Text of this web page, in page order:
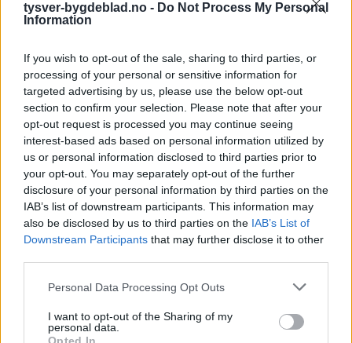
tysver-bygdeblad.no - Do Not Process My Personal
Information
If you wish to opt-out of the sale, sharing to third parties, or
processing of your personal or sensitive information for
targeted advertising by us, please use the below opt-out
section to confirm your selection. Please note that after your
opt-out request is processed you may continue seeing
interest-based ads based on personal information utilized by
us or personal information disclosed to third parties prior to
your opt-out. You may separately opt-out of the further
disclosure of your personal information by third parties on the
IAB’s list of downstream participants. This information may
also be disclosed by us to third parties on the IAB’s List of
Downstream Participants that may further disclose it to other
Personal Data Processing Opt Outs
I want to opt-out of the Sharing of my
personal data.
Logg inn
Bli abonnent
Nyhende
Mest lest siste syv dager
Sommerpraten